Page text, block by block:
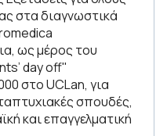
στα διαγνωστικά
ως μέρος του
day off"
στο UCLan, για
σπουδές,
και επαγγελματική